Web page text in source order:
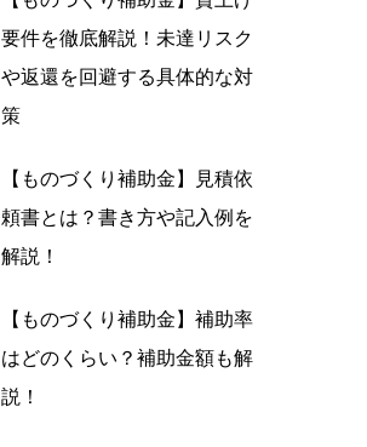
要件を徹底解説！未達リスク
や返還を回避する具体的な対
策
【ものづくり補助金】見積依
頼書とは？書き方や記入例を
解説！
【ものづくり補助金】補助率
はどのくらい？補助金額も解
説！